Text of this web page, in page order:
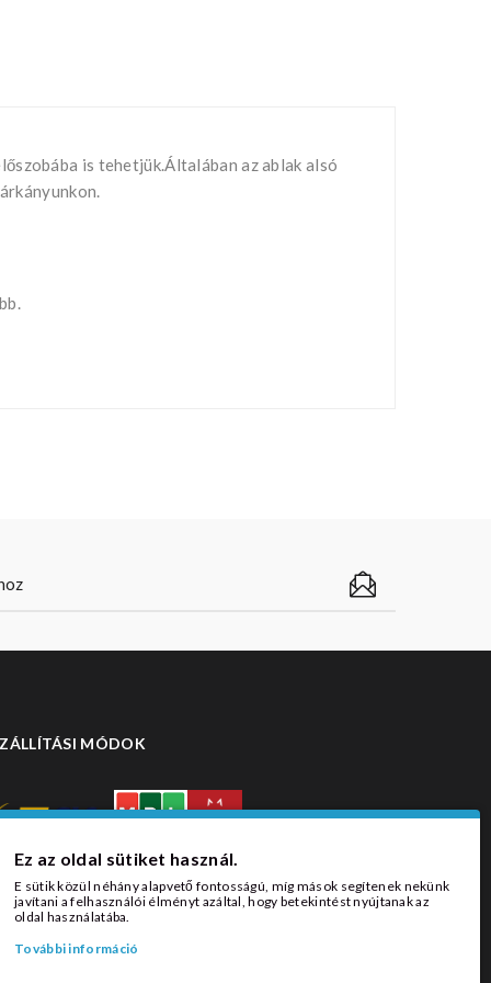
is tehetjük.Általában az ablak alsó
MÓDOK
Ez az oldal sütiket használ.
E sütik közül néhány alapvető fontosságú, míg mások segítenek nekünk
javítani a felhasználói élményt azáltal, hogy betekintést nyújtanak az
oldal használatába.
További információ